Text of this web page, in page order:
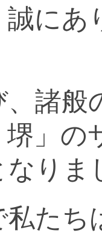
誠にあ
、諸般
堺」の
なりま
私たち